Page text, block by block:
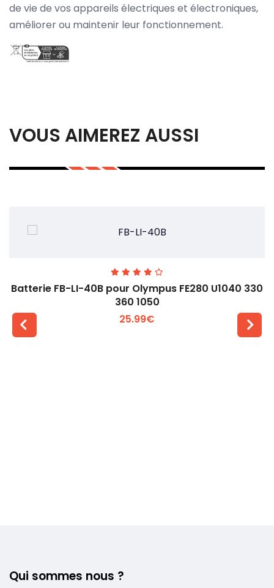
de vie de vos appareils électriques et électroniques,
améliorer ou maintenir leur fonctionnement.
VOUS AIMEREZ AUSSI
Batterie FB-LI-40B pour Olympus FE280 U1040 330
360 1050
25.99€
Qui sommes nous ?